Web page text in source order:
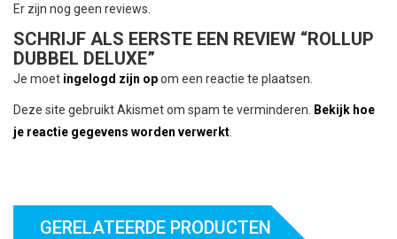
Er zijn nog geen reviews.
SCHRIJF ALS EERSTE EEN REVIEW “ROLLUP
DUBBEL DELUXE”
Je moet ingelogd zijn opom een reactie te plaatsen.
Deze site gebruikt Akismet om spam te verminderen.
Bekijk hoe
je reactie gegevens worden verwerkt
GERELATEERDE PRODUCTEN